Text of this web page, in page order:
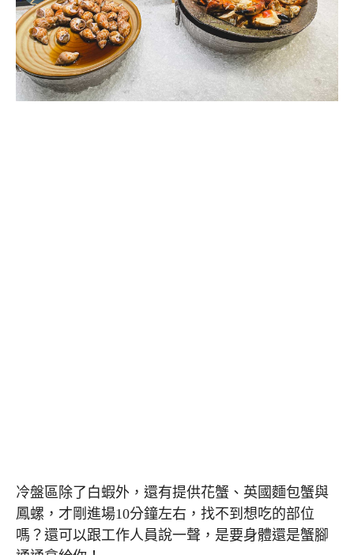
冷盤區除了白蝦外，還有提供花蟹、英國麵包蟹與
鳳螺，才剛進場10分鐘左右，找不到想吃的部位
嗎？還可以跟工作人員說一聲，是要身體還是蟹腳